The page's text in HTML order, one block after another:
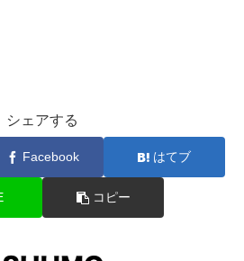
シェアする
Facebook はてブ
コピー